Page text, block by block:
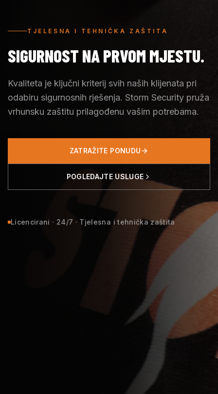
TJELESNA I TEHNIČKA ZAŠTITA
SIGURNOST NA PRVOM MJESTU.
Kvaliteta je ključni kriterij svih naših klijenata pri
odabiru sigurnosnih rješenja. Storm Security pruža
vrhunsku zaštitu prilagođenu vašim potrebama.
ZATRAŽITE PONUDU
POGLEDAJTE USLUGE
Licencirani · 24/7 · Tjelesna i tehnička zaštita